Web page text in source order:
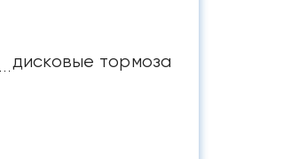
дисковые тормоза